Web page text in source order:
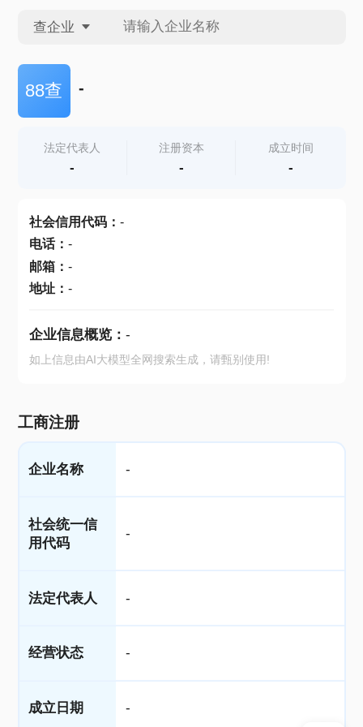
查企业
查企业
查产地
88查 -
法定代表人
-
注册资本
-
成立时间
-
社会信用代码： -
电话： -
邮箱： -
地址： -
企业信息概览： -
如上信息由AI大模型全网搜索生成，请甄别使用!
工商注册
企业名称 -
社会统一信
用代码
-
法定代表人 -
经营状态 -
成立日期 -